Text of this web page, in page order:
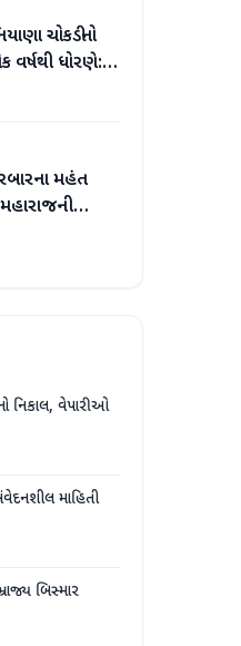
ચોકડીનો
વર્ષથી ધોરણે:
રસ્તો ન
મહંત
જામીન પર
નિકાલ, વેપારીઓ
માહિતી
બિસ્માર